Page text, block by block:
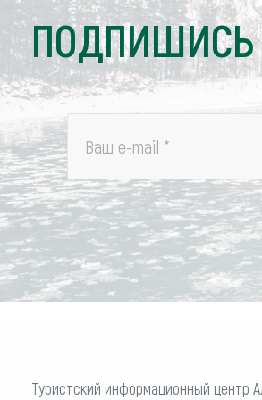
ПОДПИШИСЬ
Ваш e-mail *
Туристский информационный центр